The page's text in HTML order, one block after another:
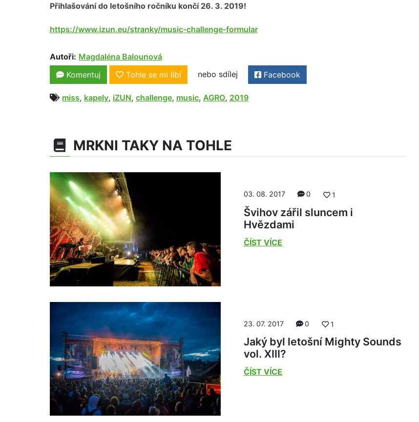
Přihlašování do letošního ročníku končí 26. 3. 2019!
https://www.izun.eu/stranky/music-challenge-formular
Autoři: Magdaléna Balounová
Komentuj
Tohle se mi líbí nebo sdílej Facebook
miss, kapely, iZUN, challenge, music, AGRO, 2019
MRKNI TAKY NA TOHLE
03. 08. 2017 0 1
Švihov zářil sluncem i
Hvězdami
ČÍST VÍCE
23. 07. 2017 0 1
Jaký byl letošní Mighty Sounds
vol. XIII?
ČÍST VÍCE